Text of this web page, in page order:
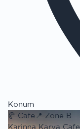
Konum
🥐 Cafe 📍 Zone B
Karinna Karya Cafe